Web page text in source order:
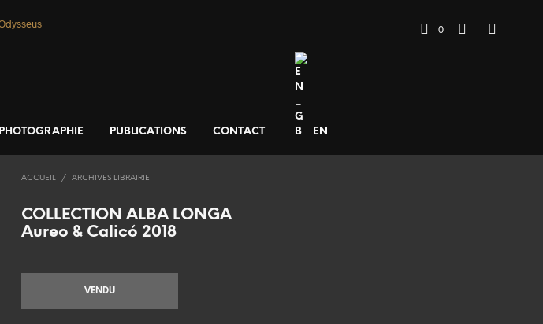
PHOTOGRAPHIE PUBLICATIONS CONTACT EN
0
ACCUEIL / ARCHIVES LIBRAIRIE
COLLECTION ALBA LONGA
Aureo & Calicó 2018
VENDU